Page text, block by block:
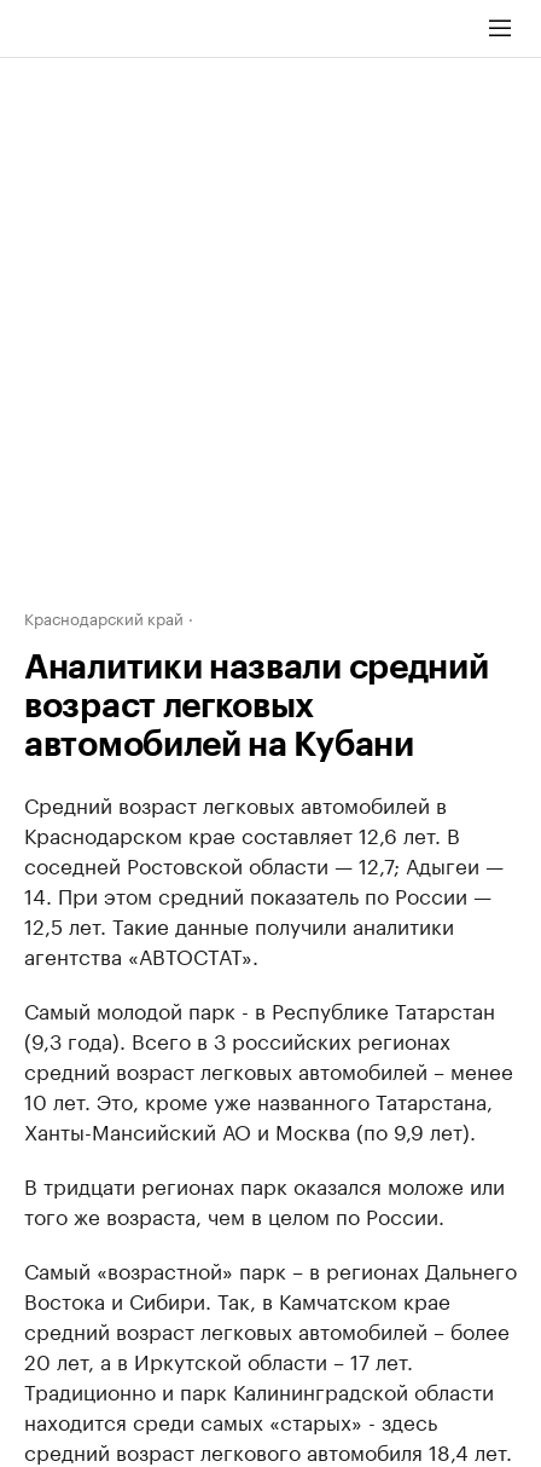
Краснодарский край
Аналитики назвали средний
возраст легковых
автомобилей на Кубани
Средний возраст легковых автомобилей в
Краснодарском крае составляет 12,6 лет. В
соседней Ростовской области — 12,7; Адыгеи —
14. При этом средний показатель по России —
12,5 лет. Такие данные получили аналитики
агентства «АВТОСТАТ».
Самый молодой парк - в Республике Татарстан
(9,3 года). Всего в 3 российских регионах
средний возраст легковых автомобилей – менее
10 лет. Это, кроме уже названного Татарстана,
Ханты-Мансийский АО и Москва (по 9,9 лет).
В тридцати регионах парк оказался моложе или
того же возраста, чем в целом по России.
Самый «возрастной» парк – в регионах Дальнего
Востока и Сибири. Так, в Камчатском крае
средний возраст легковых автомобилей – более
20 лет, а в Иркутской области – 17 лет.
Традиционно и парк Калининградской области
находится среди самых «старых» - здесь
средний возраст легкового автомобиля 18,4 лет.